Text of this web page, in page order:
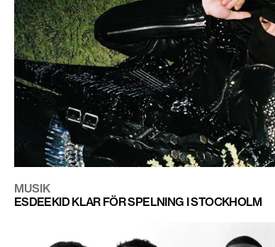
MUSIK
ESDEEKID KLAR FÖR SPELNING I STOCKHOLM